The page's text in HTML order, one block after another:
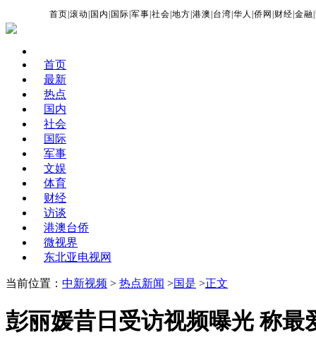
首页 |滚动 国内 国际 |军事 |社会 |地方 |港澳 台湾 |华人 |侨网 财经 |金融 |
首页
最新
热点
国内
社会
国际
军事
文娱
体育
财经
访谈
港澳台侨
微视界
东北亚电视网
当前位置： 中新视频 > 热点新闻 >国是 >正文
彭丽媛昔日受访视频曝光 称最